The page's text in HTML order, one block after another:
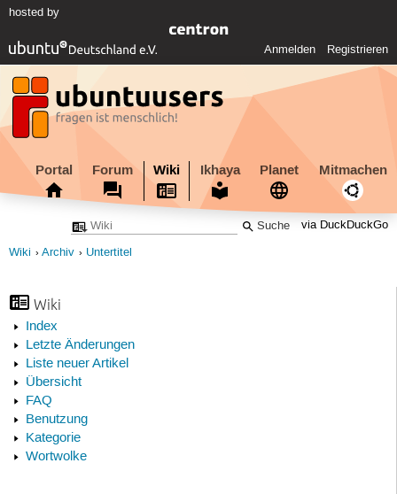
hosted by
Anmelden Registrieren
Portal Forum Wiki Ikhaya Planet Mitmachen
via DuckDuckGo
Wiki Archiv Untertitel
Wiki
Index
Letzte Änderungen
Liste neuer Artikel
Übersicht
FAQ
Benutzung
Kategorie
Wortwolke